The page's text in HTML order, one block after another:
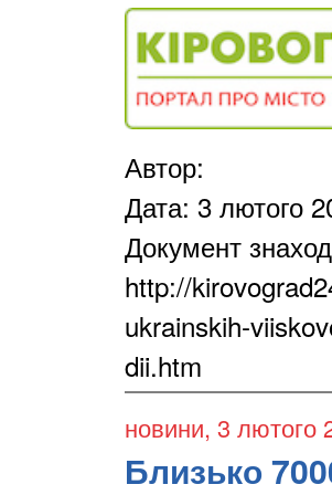
Автор:
Дата: 3 лютого
Документ
http://
ukrainskih-
dii.htm
новини, 3 лютого
Близько